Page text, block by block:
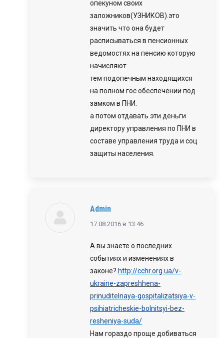
опекуном своих
заложников(УЗНИКОВ).это
значить что она будет
расписываться в пенсионных
ведомостях на пенсию которую
начисляют
тем подопечным находящихся
на полном гос обеспечении под
замком в ПНИ.
а потом отдавать эти деньги
директору управления по ПНИ в
составе управления труда и соц
защиты населения.
Admin
говорит:
17.08.2016 в 13:46
А вы знаете о последних
событиях и изменениях в
законе? http://cchr.org.ua/v-
ukraine-zapreshhena-
prinuditelnaya-gospitalizatsiya-v-
psihiatricheskie-bolnitsyi-bez-
resheniya-suda/
Нам гораздо проще добиваться